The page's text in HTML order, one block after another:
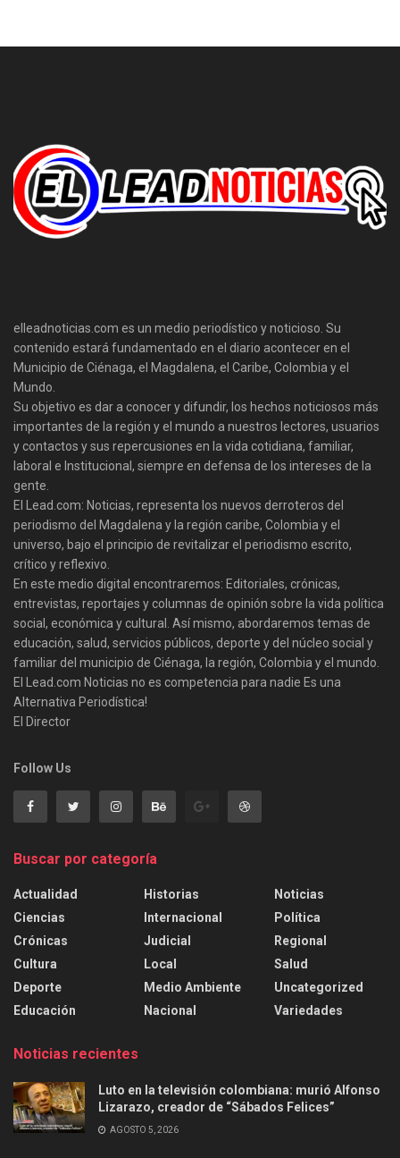
elleadnoticias.com es un medio periodístico y noticioso. Su
contenido estará fundamentado en el diario acontecer en el
Municipio de Ciénaga, el Magdalena, el Caribe, Colombia y el
Mundo.
Su objetivo es dar a conocer y difundir, los hechos noticiosos más
importantes de la región y el mundo a nuestros lectores, usuarios
y contactos y sus repercusiones en la vida cotidiana, familiar,
laboral e Institucional, siempre en defensa de los intereses de la
gente.
El Lead.com: Noticias, representa los nuevos derroteros del
periodismo del Magdalena y la región caribe, Colombia y el
universo, bajo el principio de revitalizar el periodismo escrito,
crítico y reflexivo.
En este medio digital encontraremos: Editoriales, crónicas,
entrevistas, reportajes y columnas de opinión sobre la vida política
social, económica y cultural. Así mismo, abordaremos temas de
educación, salud, servicios públicos, deporte y del núcleo social y
familiar del municipio de Ciénaga, la región, Colombia y el mundo.
El Lead.com Noticias no es competencia para nadie Es una
Alternativa Periodística!
El Director
Follow Us
Buscar por categoría
Actualidad
Ciencias
Crónicas
Cultura
Deporte
Educación
Historias
Internacional
Judicial
Local
Medio Ambiente
Nacional
Noticias
Política
Regional
Salud
Uncategorized
Variedades
Noticias recientes
Luto en la televisión colombiana: murió Alfonso
Lizarazo, creador de “Sábados Felices”
AGOSTO 5, 2026